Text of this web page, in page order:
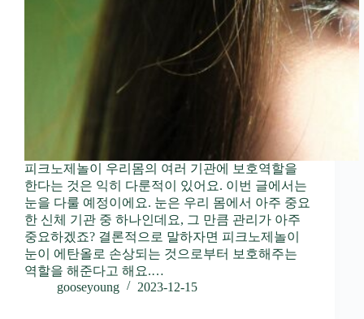
피크노제놀이 우리몸의 여러 기관에 보호역할을
한다는 것은 익히 다룬적이 있어요. 이번 글에서는
눈을 다룰 예정이에요. 눈은 우리 몸에서 아주 중요
한 신체 기관 중 하나인데요, 그 만큼 관리가 아주
중요하겠죠? 결론적으로 말하자면 피크노제놀이
눈이 에탄올로 손상되는 것으로부터 보호해주는
역할을 해준다고 해요.…
gooseyoung
2023-12-15